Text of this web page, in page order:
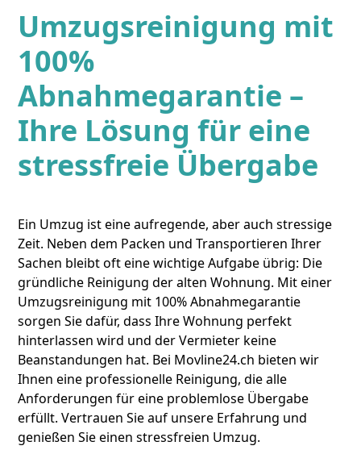
Umzugsreinigung mit
100%
Abnahmegarantie –
Ihre Lösung für eine
stressfreie Übergabe
Ein Umzug ist eine aufregende, aber auch stressige
Zeit. Neben dem Packen und Transportieren Ihrer
Sachen bleibt oft eine wichtige Aufgabe übrig: Die
gründliche Reinigung der alten Wohnung. Mit einer
Umzugsreinigung mit 100% Abnahmegarantie
sorgen Sie dafür, dass Ihre Wohnung perfekt
hinterlassen wird und der Vermieter keine
Beanstandungen hat. Bei Movline24.ch bieten wir
Ihnen eine professionelle Reinigung, die alle
Anforderungen für eine problemlose Übergabe
erfüllt. Vertrauen Sie auf unsere Erfahrung und
genießen Sie einen stressfreien Umzug.